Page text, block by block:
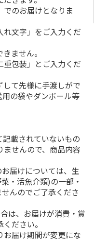
のお届けとなりま
文字」をご入力くだ
ません。
包装」とご入力くだ
て先様に手渡しがで
の袋やダンボール等
載されていないもの
せんので、商品内容
届けについては、生
・活魚介類)の一部・
んのでご了承くださ
は、お届けが消費・賞
ださい。
届け期間が変更にな